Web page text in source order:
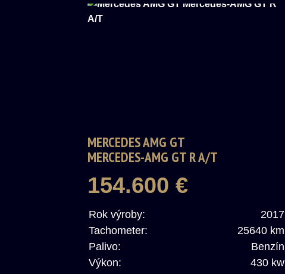
MERCEDES AMG GT
MERCEDES-AMG GT R A/T
154.600 €
Rok výroby:
2017
Tachometer:
25640 km
Palivo:
Benzín
Výkon:
430 kw